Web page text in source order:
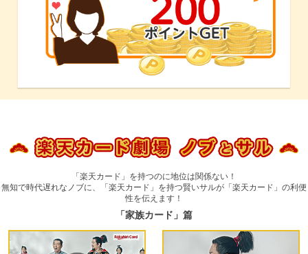
「楽天カード」を持つのに地位は関係ない！
無知で時代遅れなノブに、「楽天カード」を持つ賢いサルが「楽天カード」の利便
性を伝えます！
「家族カード」篇